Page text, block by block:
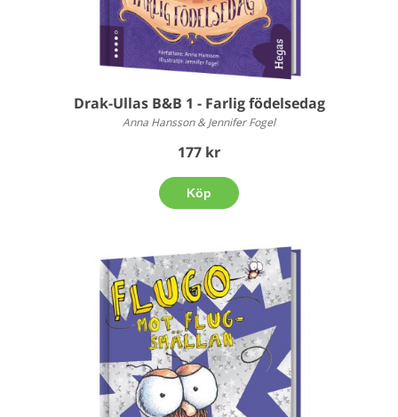
Drak-Ullas B&B 1 - Farlig födelsedag
Anna Hansson & Jennifer Fogel
177 kr
Köp